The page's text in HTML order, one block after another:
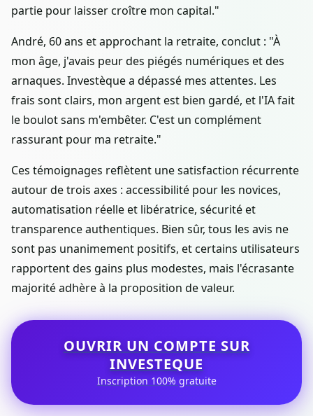
partie pour laisser croître mon capital."
André, 60 ans et approchant la retraite, conclut : "À
mon âge, j'avais peur des piégés numériques et des
arnaques. Investèque a dépassé mes attentes. Les
frais sont clairs, mon argent est bien gardé, et l'IA fait
le boulot sans m'embêter. C'est un complément
rassurant pour ma retraite."
Ces témoignages reflètent une satisfaction récurrente
autour de trois axes : accessibilité pour les novices,
automatisation réelle et libératrice, sécurité et
transparence authentiques. Bien sûr, tous les avis ne
sont pas unanimement positifs, et certains utilisateurs
rapportent des gains plus modestes, mais l'écrasante
majorité adhère à la proposition de valeur.
OUVRIR UN COMPTE SUR
INVESTEQUE
Inscription 100% gratuite